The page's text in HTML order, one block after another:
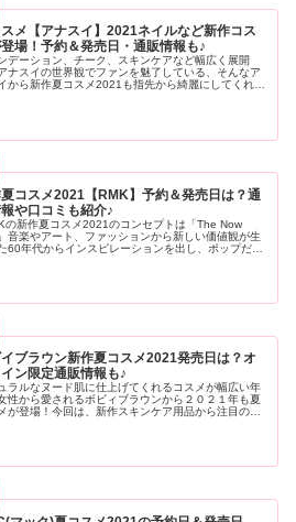
メ【アナスイ】2021ネイルなど新作コス
場！予約＆発売日・通販情報も♪
デーション、チーク、スキンケアなど幅広く展開
ナスイの世界観でファンを魅了している、そんなア
から新作夏コスメ2021も指先から綺麗にしてくれる
メが発売となります。予約日や発売日・通販情報など
します。確実にGetしたい人は必見ですよ。
コスメ2021【RMK】予約＆発売日は？通
や口コミも紹介♪
の新作夏コスメ2021のコンセプトは「The Now
音楽やアート、ファッションから新しい価値観が生
60年代からインスピレーションを出し、ポップだけ
コミなどを紹介します。
ブラウン新作夏コスメ2021発売日は？オ
ン限定通販情報も♪
ラルなヌード肌に仕上げてくれるコスメが幅広い年
性から愛されるボビィブラウンから２０２１年も夏
が登場！今回は、新作スキンケア用品から注目のオ
発売日、そして通販情報を合わせてご紹介します。